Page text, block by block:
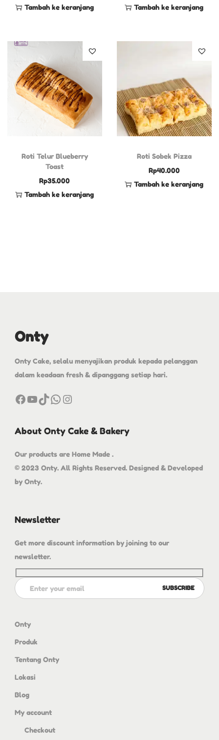
Tambah ke keranjang
Tambah ke keranjang
Roti Telur Blueberry
Toast
Rp35.000
Tambah ke keranjang
Roti Sobek Pizza
Rp40.000
Tambah ke keranjang
Onty
Onty Cake, selalu menyajikan produk kepada pelanggan
dalam keadaan fresh & dipanggang setiap hari.
About Onty Cake & Bakery
Our products are Home Made .
© 2023 Onty. All Rights Reserved. Designed & Developed
by Onty.
Newsletter
Get more discount information by joining to our
newsletter.
Onty
Produk
Tentang Onty
Lokasi
Blog
My account
Checkout